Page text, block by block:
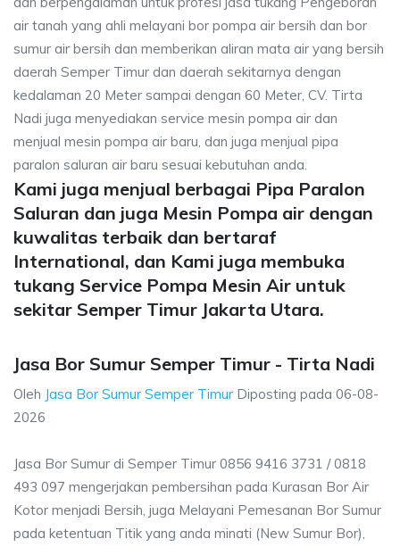
air tanah yang ahli melayani bor pompa air bersih dan bor
sumur air bersih dan memberikan aliran mata air yang bersih
daerah Semper Timur dan daerah sekitarnya dengan
kedalaman 20 Meter sampai dengan 60 Meter, CV. Tirta
Nadi juga menyediakan service mesin pompa air dan
menjual mesin pompa air baru, dan juga menjual pipa
paralon saluran air baru sesuai kebutuhan anda.
Kami juga menjual berbagai Pipa Paralon
Saluran dan juga Mesin Pompa air dengan
kuwalitas terbaik dan bertaraf
International, dan Kami juga membuka
tukang Service Pompa Mesin Air untuk
sekitar Semper Timur Jakarta Utara.
Jasa Bor Sumur Semper Timur - Tirta Nadi
Oleh Jasa Bor Sumur Semper Timur Diposting pada 06-08-
2026
Jasa Bor Sumur di Semper Timur 0856 9416 3731 / 0818
493 097 mengerjakan pembersihan pada Kurasan Bor Air
Kotor menjadi Bersih, juga Melayani Pemesanan Bor Sumur
pada ketentuan Titik yang anda minati (New Sumur Bor),